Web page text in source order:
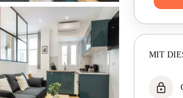
MIT
lock